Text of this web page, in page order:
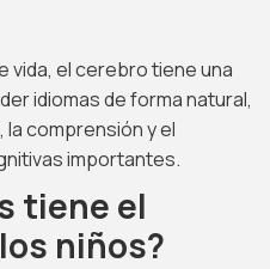
vida, el cerebro tiene una
idiomas de forma natural,
comprensión y el
importantes.
tiene el
niños?